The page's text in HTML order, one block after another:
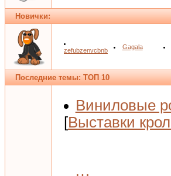
Новички:
zefubzenvcbnb Gagala
Последние темы: ТОП 10
Виниловые
[Выставки